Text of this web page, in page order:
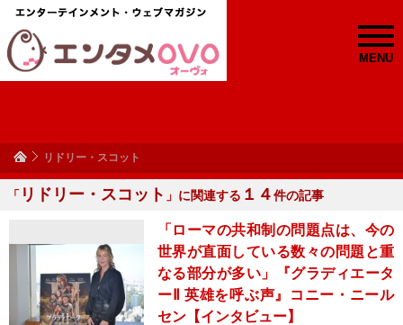
MENU
リドリー・スコット
「 リドリー・スコット 」に関連する １４件の記事
「ローマの共和制の問題点は、今の
世界が直面している数々の問題と重
なる部分が多い」『グラディエータ
ーⅡ 英雄を呼ぶ声』コニー・ニール
セン【インタビュー】